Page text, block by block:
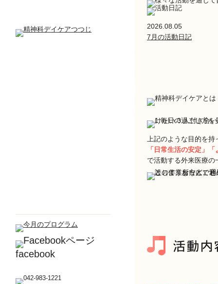
facebook
2026.08.05
7月の活動日記
上記のような目的を持
「日常生活の安定」
で活動する外来医療の